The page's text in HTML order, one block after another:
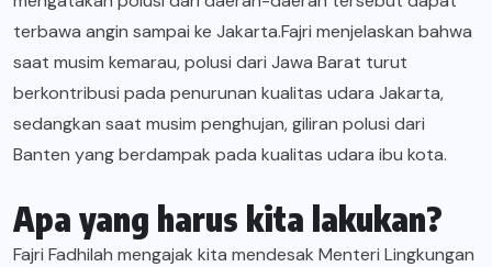
terbawa angin sampai ke Jakarta.Fajri menjelaskan bahwa
saat musim kemarau, polusi dari Jawa Barat turut
berkontribusi pada penurunan kualitas udara Jakarta,
sedangkan saat musim penghujan, giliran polusi dari
Banten yang berdampak pada kualitas udara ibu kota.
Apa yang harus kita lakukan?
Fajri Fadhilah mengajak kita mendesak Menteri Lingkungan